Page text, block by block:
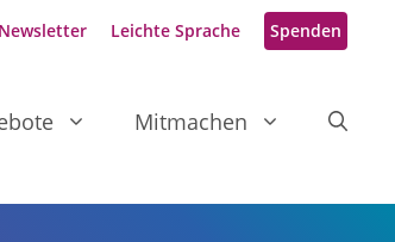
Newsletter Leichte Sprache Spenden
Mitmachen